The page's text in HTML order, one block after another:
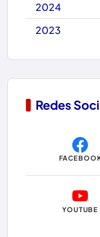
Caturama
Chapada
Condeúba
Copa do
Dom Basílio
Economia
Educação
2024
2023
Redes
YOUTUBE